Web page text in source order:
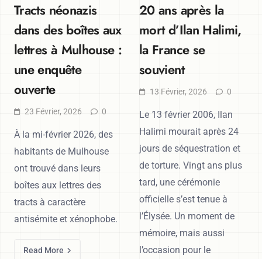
Tracts néonazis
dans des boîtes aux
lettres à Mulhouse :
une enquête
ouverte
23 Février, 2026 0
À la mi-février 2026, des
habitants de Mulhouse
ont trouvé dans leurs
boîtes aux lettres des
tracts à caractère
antisémite et xénophobe.
Read More
20 ans après la
mort d’Ilan Halimi,
la France se
souvient
13 Février, 2026 0
Le 13 février 2006, Ilan
Halimi mourait après 24
jours de séquestration et
de torture. Vingt ans plus
tard, une cérémonie
officielle s’est tenue à
l’Élysée. Un moment de
mémoire, mais aussi
l’occasion pour le